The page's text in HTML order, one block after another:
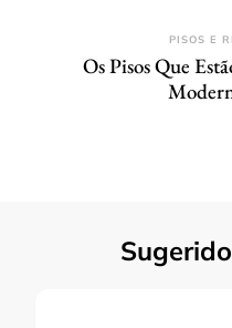
PISOS E
Os Pisos Que